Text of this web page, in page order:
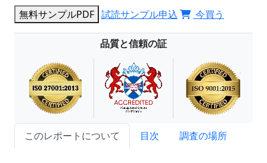
無料サンプルPDF 試読サンプル申込 今買う
品質と信頼の証
このレポートについて 目次
調査の場所